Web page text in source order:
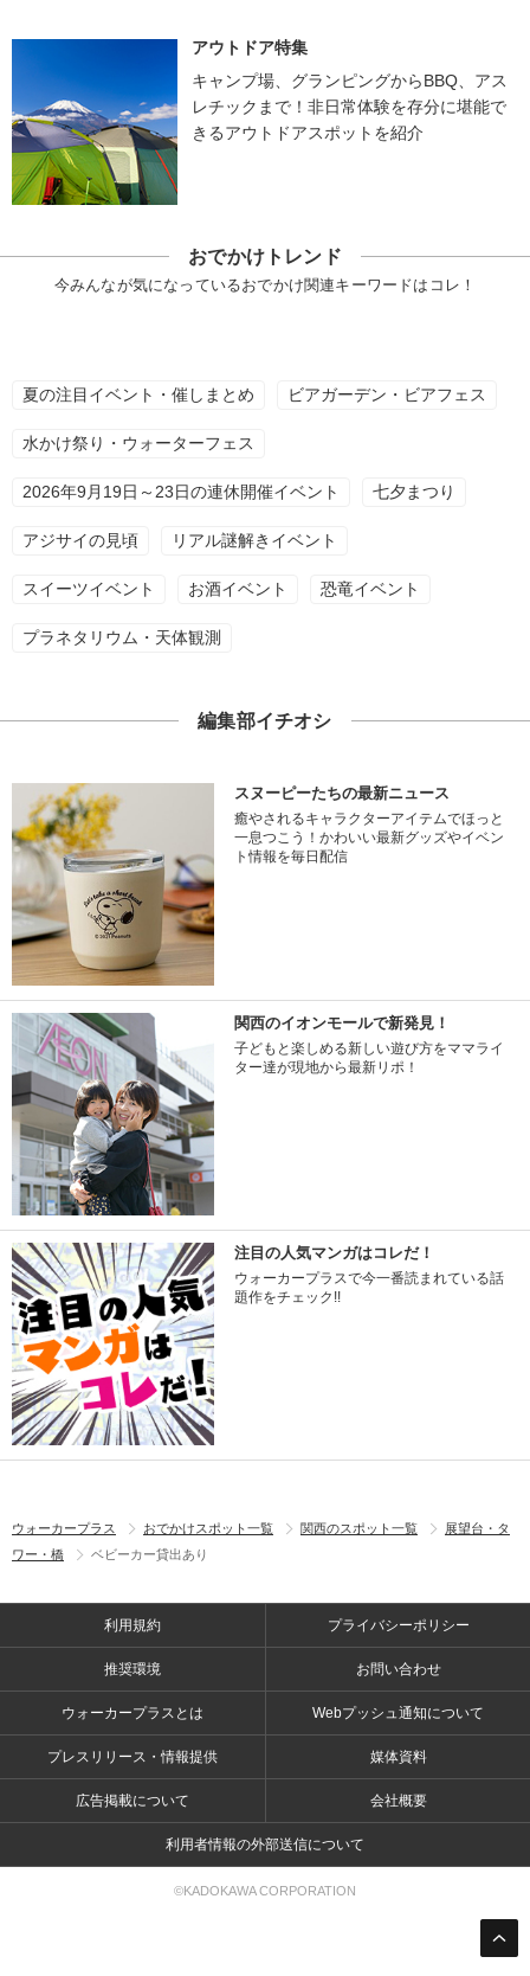
アウトドア特集
キャンプ場、グランピングからBBQ、アス
レチックまで！非日常体験を存分に堪能で
きるアウトドアスポットを紹介
おでかけトレンド
今みんなが気になっているおでかけ関連キーワードはコレ！
夏の注目イベント・催しまとめ ビアガーデン・ビアフェス
水かけ祭り・ウォーターフェス
2026年9月19日～23日の連休開催イベント 七夕まつり
アジサイの見頃 リアル謎解きイベント
スイーツイベント お酒イベント 恐竜イベント
プラネタリウム・天体観測
編集部イチオシ
スヌーピーたちの最新ニュース
癒やされるキャラクターアイテムでほっと
一息つこう！かわいい最新グッズやイベン
ト情報を毎日配信
関西のイオンモールで新発見！
子どもと楽しめる新しい遊び方をママライ
ター達が現地から最新リポ！
注目の人気マンガはコレだ！
ウォーカープラスで今一番読まれている話
題作をチェック!!
ウォーカープラス おでかけスポット一覧 関西のスポット一覧
展望台・タ
ワー・橋
ベビーカー貸出あり
利用規約 プライバシーポリシー
推奨環境 お問い合わせ
ウォーカープラスとは Webプッシュ通知について
プレスリリース・情報提供 媒体資料
広告掲載について 会社概要
利用者情報の外部送信について
©KADOKAWA CORPORATION